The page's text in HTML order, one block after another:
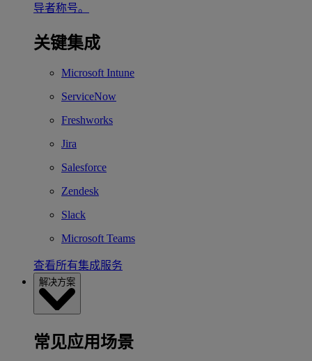
导者称号。
关键集成
Microsoft Intune
ServiceNow
Freshworks
Jira
Salesforce
Zendesk
Slack
Microsoft Teams
查看所有集成服务
解决方案
常见应用场景